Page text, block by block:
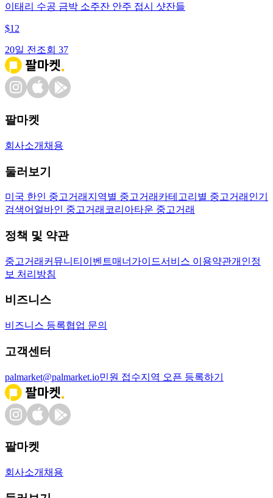
이태리 수공 금박 소주잔 안주 접시 샷잔들
$12
20일 전 조회 37
팔마켓
회사소개 채용
둘러보기
미국 한인 중고거래 지역별 중고거래 카테고리별 중고거래 인기
검색어 얼바인 중고거래 코리아타운 중고거래
정책 및 약관
중고거래 커뮤니티 이벤트매너가이드서비스 이용약관개인정
보 처리방침
비즈니스
비즈니스 등록협업 문의
고객센터
palmarket@palmarket.io민원 접수지역 오픈 등록하기
팔마켓
회사소개 채용